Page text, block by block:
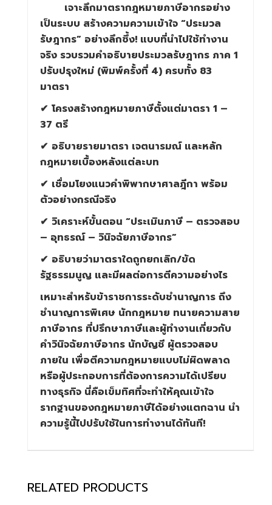
เจาะลึกมาตรากฎหมายภาษีอากรอย่าง
เป็นระบบ สร้างความความเข้าใจ “ประมวล
รัษฎากร” อย่างลึกซึ้ง! แบบที่นำไปใช้ทำงาน
จริง รวบรวมคำอธิบายประมวลรัษฎากร ภาค 1
ปรับปรุงใหม่ (พิมพ์ครั้งที่ 4) ครบทั้ง 83
มาตรา
✔ โครงสร้างกฎหมายภาษีตั้งแต่มาตรา 1 –
37 ตรี
✔ อธิบายรายมาตรา เจตนารมณ์ และหลัก
กฎหมายเบื้องหลังแต่ละบท
✔ เชื่อมโยงแนวคำพิพากษาศาลฎีกา พร้อม
ตัวอย่างกรณีจริง
✔ วิเคราะห์ขั้นตอน “ประเมินภาษี – ตรวจสอบ
– อุทธรณ์ – วินิจฉัยภาษีอากร”
✔ อธิบายว่ามาตราใดถูกยกเลิก/ขัด
รัฐธรรมนูญ และมีผลต่อการตีความอย่างไร
เหมาะสำหรับข้าราชการระดับชำนาญการ ถึง
ชำนาญการพิเศษ นักกฎหมาย ทนายความสาย
ภาษีอากร ที่ปรึกษาภาษีและผู้ทำงานเกี่ยวกับ
คำวินิจฉัยภาษีอากร นักบัญชี ผู้ตรวจสอบ
ภายใน เพื่อตีความกฎหมายแบบไม่ผิดพลาด
หรือผู้ประกอบการที่ต้องการความได้เปรียบ
ทางธุรกิจ นี่คือเข็มทิศที่จะทำให้คุณเข้าใจ
รากฐานของกฎหมายภาษีได้อย่างแตกฉาน นำ
ความรู้นี้ไปปรับใช้ในการทำงานได้ทันที!
RELATED PRODUCTS